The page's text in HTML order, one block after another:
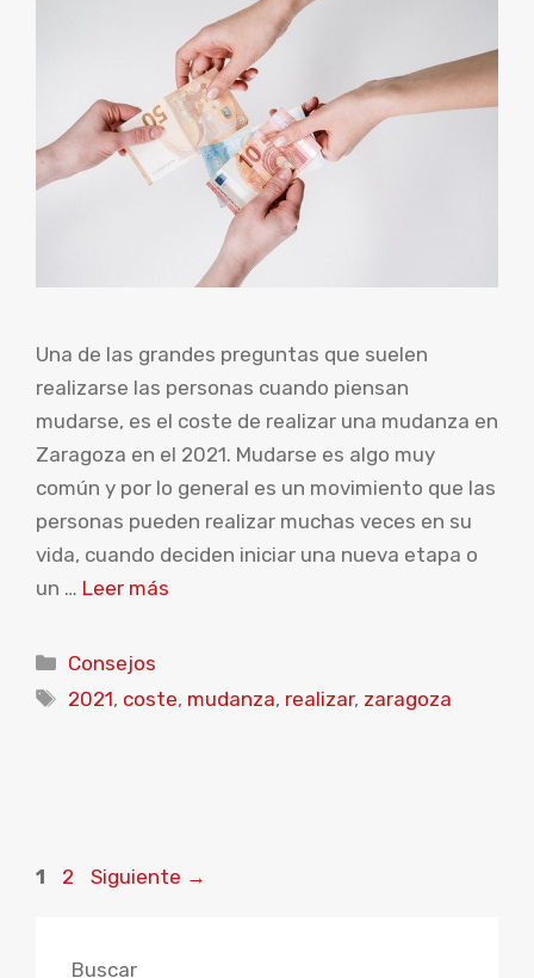
Una de las grandes preguntas que suelen
realizarse las personas cuando piensan
mudarse, es el coste de realizar una mudanza en
Zaragoza en el 2021. Mudarse es algo muy
común y por lo general es un movimiento que las
personas pueden realizar muchas veces en su
vida, cuando deciden iniciar una nueva etapa o
un … Leer más
Categorías
Consejos
Etiquetas
2021, coste, mudanza, realizar, zaragoza
Página
1 Página
2 Siguiente →
Buscar